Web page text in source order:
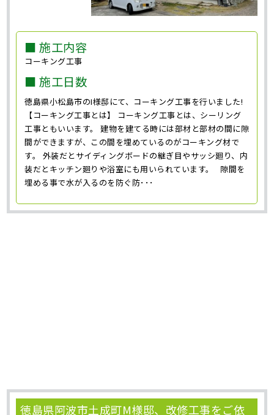
■ 施工内容
コーキング工事
■ 施工日数
徳島県小松島市のI様邸にて、コーキング工事を行いました!
【コーキング工事とは】 コーキング工事とは、シーリング
工事ともいいます。 建物を建てる時には部材と部材の間に隙
間ができますが、この間を埋めているのがコーキング材で
す。 外装だとサイディングボードの継ぎ目やサッシ廻り、内
装だとキッチン廻りや浴室にも用いられています。 隙間を
埋める事で水が入るのを防ぐ防･･･
徳島県阿波市土成町M様邸、改修工事をご依